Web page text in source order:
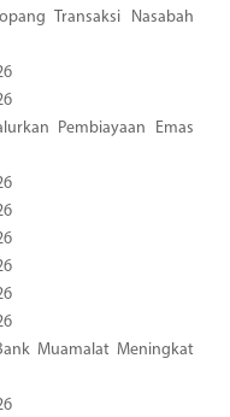
Transaksi Nasabah
Pembiayaan Emas
Muamalat Meningkat